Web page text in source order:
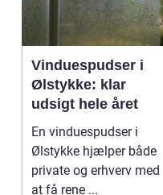
Vinduespudser i
Ølstykke: klar
udsigt hele året
En vinduespudser i
Ølstykke hjælper både
private og erhverv med
at få rene ...